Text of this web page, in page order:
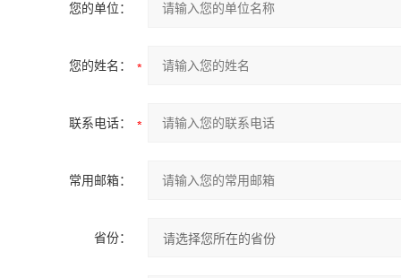
您的单位：
您的姓名：
联系电话：
常用邮箱：
省份：